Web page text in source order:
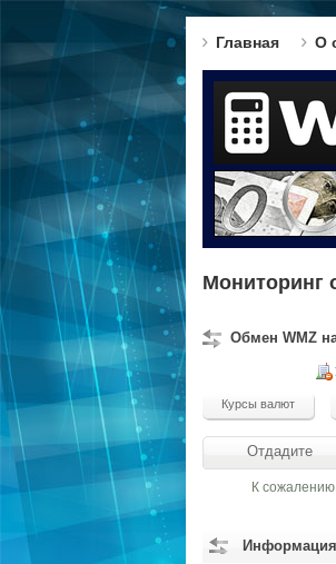
Главная О
Мониторинг
Обмен WMZ
Отдадите
К